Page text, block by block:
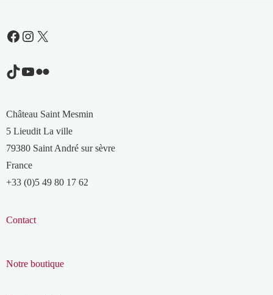
Facebook
Instagram
X
TikTok
YouTube
Flickr
Château Saint Mesmin
5 Lieudit La ville
79380 Saint André sur sèvre
France
+33 (0)5 49 80 17 62
Contact
Notre boutique